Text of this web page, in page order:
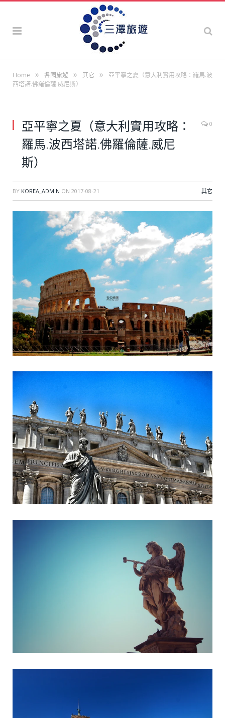
Home » 各國旅遊 » 其它 »
亞平寧之夏（意大利實用攻略：羅馬.波
西塔諾.佛羅倫薩.威尼斯）
亞平寧之夏（意大利實用攻略：
羅馬.波西塔諾.佛羅倫薩.威尼
斯）
0
BY KOREA_ADMIN ON 2017-08-21 其它